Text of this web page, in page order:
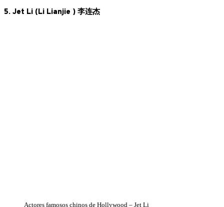
5. Jet Li (Li Lianjie ) 李连杰
Actores famosos chinos de Hollywood – Jet Li